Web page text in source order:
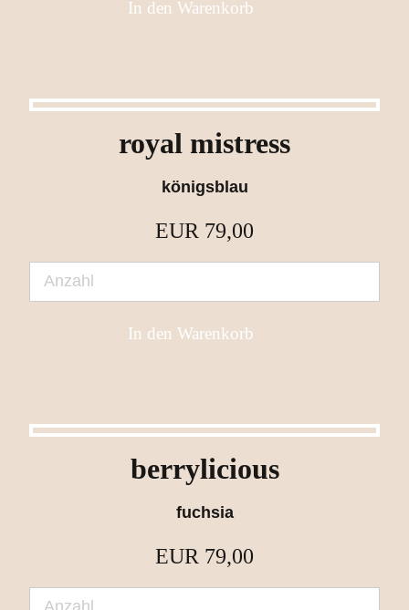
royal mistress
königsblau
EUR 79,00
berrylicious
fuchsia
EUR 79,00